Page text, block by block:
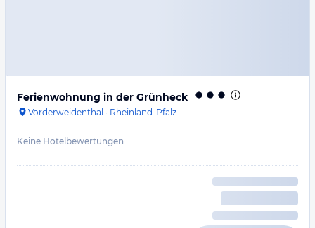
Ferienwohnung in der Grünheck
Vorderweidenthal · Rheinland-Pfalz
Keine Hotelbewertungen